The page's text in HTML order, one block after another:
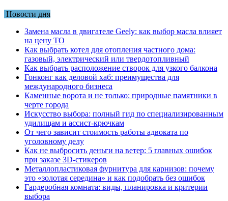
Новости дня
Замена масла в двигателе Geely: как выбор масла влияет
на цену ТО
Как выбрать котел для отопления частного дома:
газовый, электрический или твердотопливный
Как выбрать расположение створок для узкого балкона
Гонконг как деловой хаб: преимущества для
международного бизнеса
Каменные ворота и не только: природные памятники в
черте города
Искусство выбора: полный гид по специализированным
удилищам и ассист-крючкам
От чего зависит стоимость работы адвоката по
уголовному делу
Как не выбросить деньги на ветер: 5 главных ошибок
при заказе 3D-стикеров
Металлопластиковая фурнитура для карнизов: почему
это «золотая середина» и как подобрать без ошибок
Гардеробная комната: виды, планировка и критерии
выбора